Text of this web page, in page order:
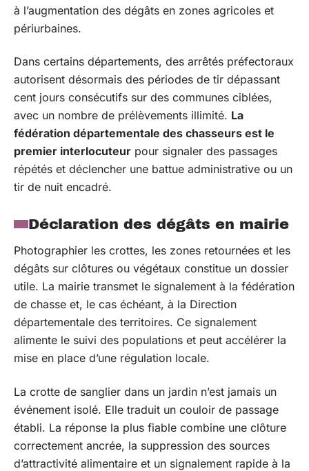
à l’augmentation des dégâts en zones agricoles et
périurbaines.
Dans certains départements, des arrêtés préfectoraux
autorisent désormais des périodes de tir dépassant
cent jours consécutifs sur des communes ciblées,
avec un nombre de prélèvements illimité. La
fédération départementale des chasseurs est le
premier interlocuteur pour signaler des passages
répétés et déclencher une battue administrative ou un
tir de nuit encadré.
Déclaration des dégâts en mairie
Photographier les crottes, les zones retournées et les
dégâts sur clôtures ou végétaux constitue un dossier
utile. La mairie transmet le signalement à la fédération
de chasse et, le cas échéant, à la Direction
départementale des territoires. Ce signalement
alimente le suivi des populations et peut accélérer la
mise en place d’une régulation locale.
La crotte de sanglier dans un jardin n’est jamais un
événement isolé. Elle traduit un couloir de passage
établi. La réponse la plus fiable combine une clôture
correctement ancrée, la suppression des sources
d’attractivité alimentaire et un signalement rapide à la